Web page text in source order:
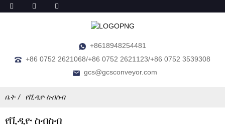
+8618948254481
+86 0752 2621068/+86 0752 2621123/+86 0752 3539308
gcs@gcsconveyor.com
ቤት የቪዲዮ ስብስብ
የቪዲዮ ስብስብ